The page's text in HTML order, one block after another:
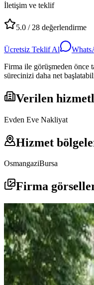
İletişim ve teklif
5.0 / 28 değerlendirme
Ücretsiz Teklif Al
Firma ile görüşmeden önce
sürecinizi daha net
Verilen
Evden Eve Nakliyat
Hizmet
OsmangaziBursa
Firma